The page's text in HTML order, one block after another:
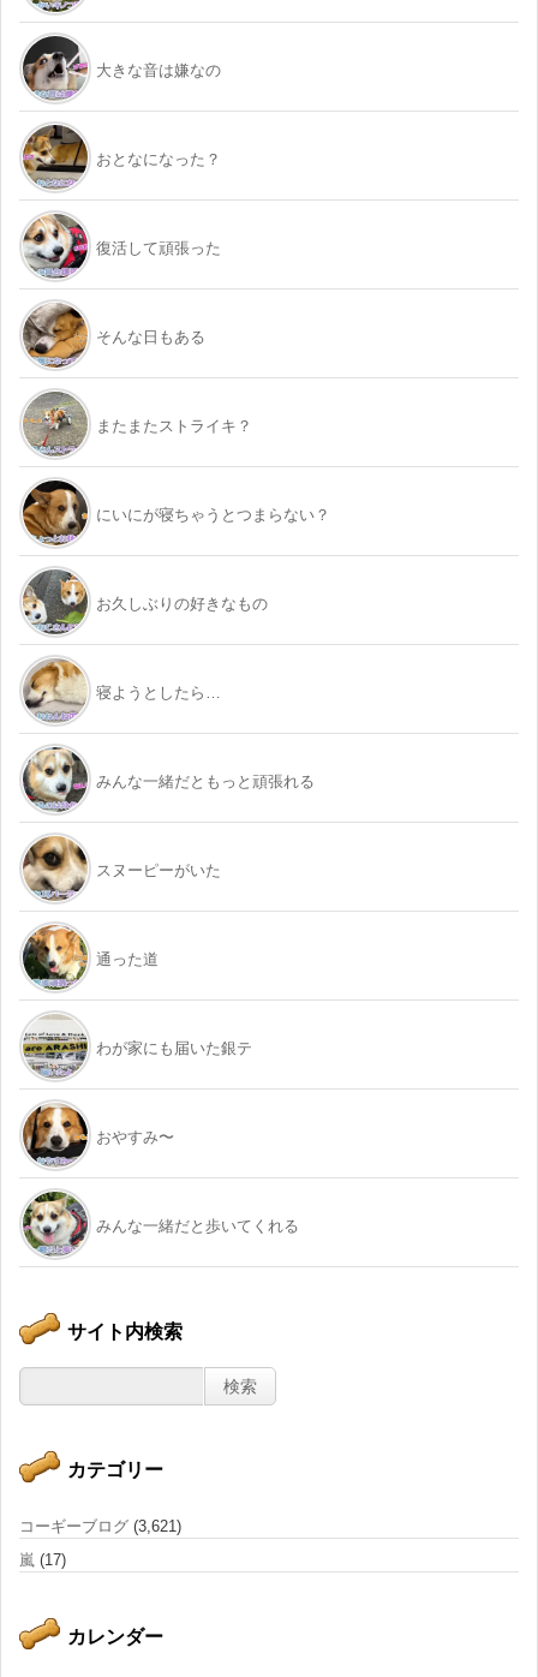
大きな音は嫌なの
おとなになった？
復活して頑張った
そんな日もある
またまたストライキ？
にいにが寝ちゃうとつまらない？
お久しぶりの好きなもの
寝ようとしたら…
みんな一緒だともっと頑張れる
スヌーピーがいた
通った道
わが家にも届いた銀テ
おやすみ〜
みんな一緒だと歩いてくれる
サイト内検索
カテゴリー
コーギーブログ (3,621)
嵐 (17)
カレンダー